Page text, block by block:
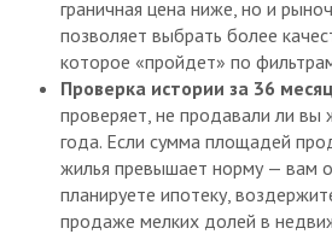
граничная цена ниже, но и
позволяет выбрать более
которое «пройдет» по
Проверка истории за 36
проверяет, не продавали ли вы
года. Если сумма площадей
жилья превышает норму — вам
планируете ипотеку,
продаже мелких долей в